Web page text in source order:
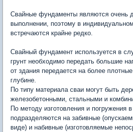
Свайные фундаменты являются очень
выполнении, поэтому в
встречаются крайне редко.
Свайный фундамент используется в
грунт необходимо передать большие
от здания передается на более
глубине.
По типу материала сваи могут быть
железобетонными, стальными и
По методу изготовления и погружения в
подразделяются на забивные
виде) и набивные (изготовляемые